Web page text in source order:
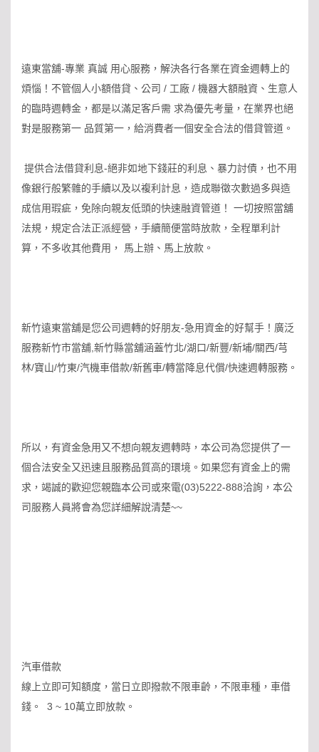
遠東當舖-專業 真誠 用心服務，解決各行各業在資金週轉上的
煩惱！不管個人小額借貸、公司 / 工廠 / 機器大額融資、生意人
的臨時週轉金，都是以滿足客戶需 求為優先考量，在業界也絕
對是服務第一 品質第一，給消費者一個安全合法的借貸管道。
提供合法借貸利息-絕非如地下錢莊的利息、暴力討債，也不用
像銀行般繁雜的手續以及以複利計息，造成聯徵次數過多與造
成信用瑕疵，免除向親友低頭的快速融資管道！ 一切按照當舖
法規，規定合法正派經營，手續簡便當時放款，全程單利計
算，不多收其他費用， 馬上辦、馬上放款。
新竹遠東當舖是您公司週轉的好朋友-急用資金的好幫手！廣泛
服務新竹市當舖,新竹縣當舖涵蓋竹北/湖口/新豐/新埔/關西/芎
林/寶山/竹東/汽機車借款/新舊車/轉當降息代償/快速週轉服務。
所以，有資金急用又不想向親友週轉時，本公司為您提供了一
個合法安全又迅速且服務品質高的環境。如果您有資金上的需
求，竭誠的歡迎您親臨本公司或來電(03)5222-888洽詢，本公
司服務人員將會為您詳細解說清楚~~
汽車借款
線上立即可知額度，當日立即撥款不限車齡，不限車種，車借
錢。 3 ~ 10萬立即放款。